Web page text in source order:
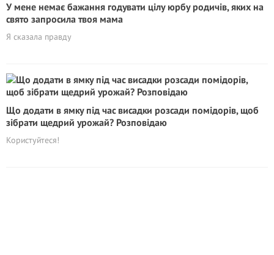
У мене немає бажання годувати цілу юрбу родичів, яких на
свято запросила твоя мама
Я сказала правду
Що додати в ямку під час висадки розсади помідорів, щоб
зібрати щедрий урожай? Розповідаю
Користуйтеся!